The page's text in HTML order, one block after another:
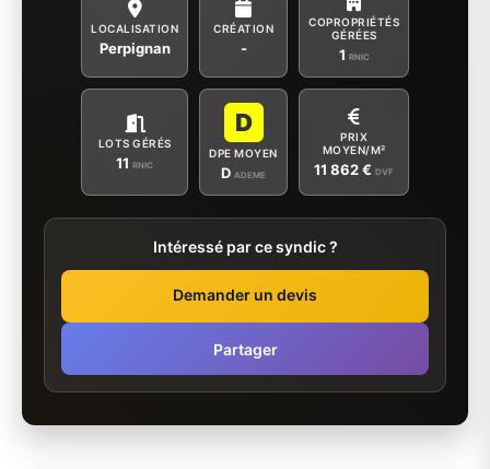
LOCALISATION
Perpignan
CRÉATION
-
COPROPRIÉTÉS
GÉRÉES
1 RNIC
LOTS GÉRÉS
11 RNIC
D
DPE MOYEN
D ADEME
PRIX
MOYEN/M²
11 862 € DVF
Intéressé par ce syndic ?
Demander un devis
Partager